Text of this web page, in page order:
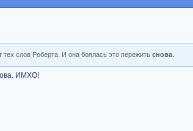
слов Роберта. И она боялась это пережитьснова.
ИМХО!